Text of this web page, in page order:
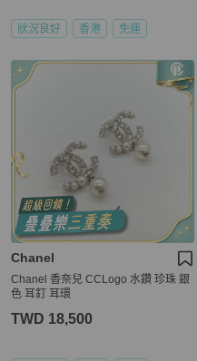
狀況良好 香港 免運
Chanel
Chanel 香奈兒 CCLogo 水鑽 珍珠 銀
色 耳釘 耳環
TWD 18,500